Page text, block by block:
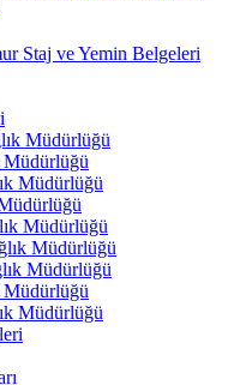
Staj ve Yemin Belgeleri
Müdürlüğü
Müdürlüğü
Müdürlüğü
Müdürlüğü
Müdürlüğü
Müdürlüğü
Müdürlüğü
Müdürlüğü